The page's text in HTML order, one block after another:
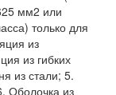
мм2 или
только для
из
из гибких
из стали; 5.
Оболочка из